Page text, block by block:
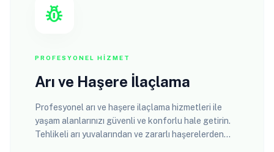
pest_control
PROFESYONEL HIZMET
Arı ve Haşere İlaçlama
Profesyonel arı ve haşere ilaçlama hizmetleri ile
yaşam alanlarınızı güvenli ve konforlu hale getirin.
Tehlikeli arı yuvalarından ve zararlı haşerelerden